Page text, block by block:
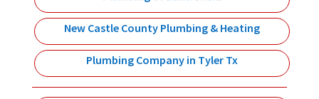
New Castle County Plumbing & Heating
Plumbing Company in Tyler Tx